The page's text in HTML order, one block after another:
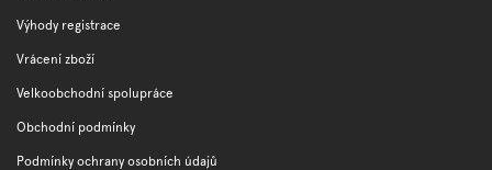
Výhody registrace
Vrácení zboží
Velkoobchodní spolupráce
Obchodní podmínky
Podmínky ochrany osobních údajů